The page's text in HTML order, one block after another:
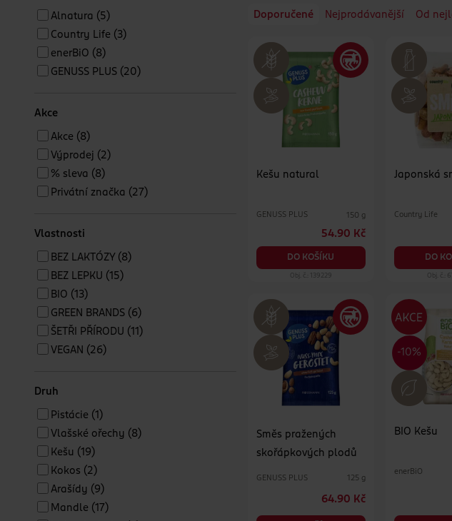
Alnatura (5)
Country Life (3)
enerBiO (8)
GENUSS PLUS (20)
Akce
Akce (8)
Výprodej (2)
% sleva (8)
Privátní značka (27)
Vlastnosti
BEZ LAKTÓZY (8)
BEZ LEPKU (15)
BIO (13)
GREEN BRANDS (6)
ŠETŘI PŘÍRODU (11)
VEGAN (26)
Druh
Pistácie (1)
Vlašské ořechy (8)
Kešu (19)
Kokos (2)
Arašídy (9)
Mandle (17)
Doporučené Nejprodávanější Od
Kešu natural
GENUSS PLUS 150 g
54.90 Kč
DO KOŠÍKU
Obj. č.: 139229
Japonská
Country Life
DO
Obj. č.:
Směs pražených
skořápkových plodů
GENUSS PLUS 125 g
64.90 Kč
BIO Kešu
enerBiO